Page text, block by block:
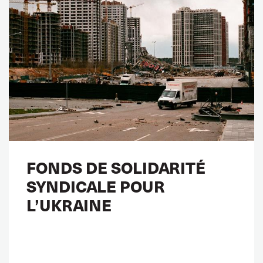
FONDS DE SOLIDARITÉ
SYNDICALE POUR
L’UKRAINE